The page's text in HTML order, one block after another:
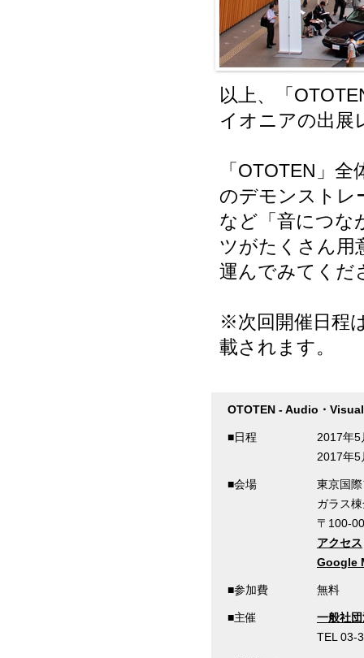
以上、「
イオニアの出展
「OTOTEN」
のデモンストレ
など「音につな
ツがたくさん用
運んでみてくだ
※次回開催日程
載されます。
OTOTEN - Audio・
■日程
2017年
2017年
■会場
東京国
ガラス
〒100-
アクセス
Google
■参加費 無料
■主催
一般社
TEL 03-